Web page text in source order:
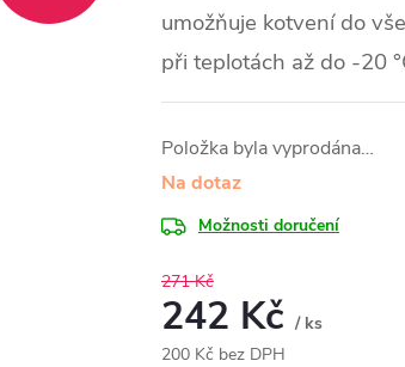
umožňuje kotvení do
při teplotách až do -20
Položka byla vyprodána…
Na dotaz
Možnosti doručení
271 Kč
242 Kč / ks
200 Kč bez DPH